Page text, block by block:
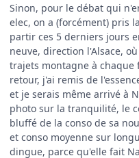
Sinon, pour le débat qui
elec, on a (forcément) pris
partir ces 5 derniers jours
neuve, direction l'Alsace,
trajets montagne à chaque
retour, j'ai remis de
et je serais même arrivé à
photo sur la tranquilité, le
bluffé de la conso de sa
et conso moyenne sur
dingue, parce qu'elle fait